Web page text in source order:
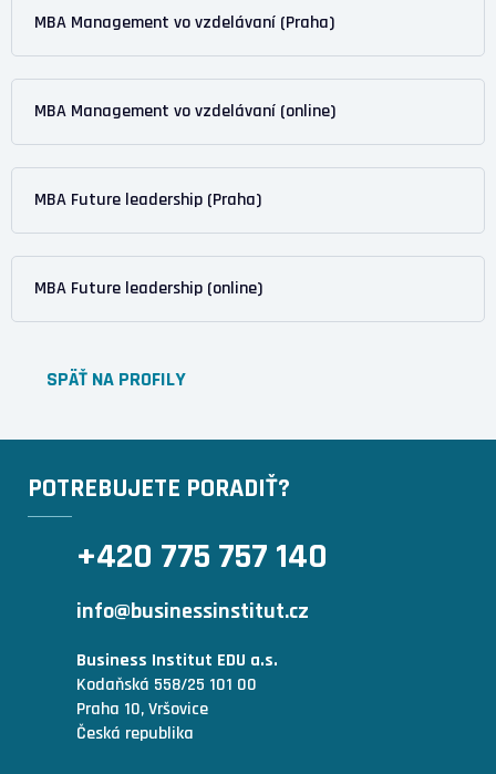
MBA Management vo vzdelávaní (Praha)
MBA Management vo vzdelávaní (online)
MBA Future leadership (Praha)
MBA Future leadership (online)
SPÄŤ NA PROFILY
POTREBUJETE PORADIŤ?
+420 775 757 140
info@businessinstitut.cz
Business Institut EDU a.s.
Kodaňská 558/25 101 00
Praha 10, Vršovice
Česká republika